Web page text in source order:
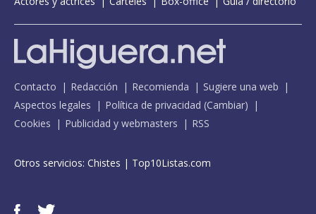
Contacto Redacción Recomienda
Sugiere una web
Aspectos legales
Política de privacidad (Cambiar)
Cookies
Publicidad y webmasters RSS
Otros servicios: Chistes | Top10Listas.com